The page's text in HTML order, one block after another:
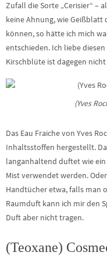
Zufall die Sorte „Cerisier“ –
keine Ahnung, wie Geißblatt
können, so hätte ich mich
entschieden. Ich liebe
Kirschblüte ist dagegen
(Yves
Das Eau Fraiche von Yves
Inhaltsstoffen hergestellt.
langanhaltend duftet wie ein
Mist verwendet werden.
Handtücher etwa, falls man
Raumduft kann ich mir den
Duft aber nicht tragen.
(Teoxane)